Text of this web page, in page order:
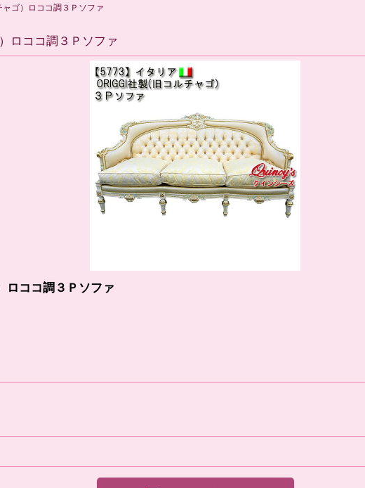
ゴ）ロココ調３Ｐソファ
ロココ調３Ｐソファ
ロココ調３Ｐソファ